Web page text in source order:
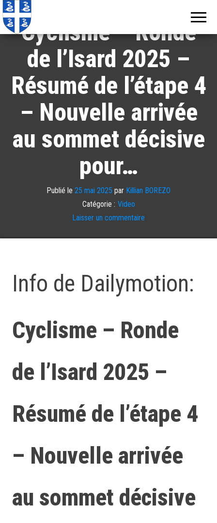
Cyclisme – Ronde
de l’Isard 2025 –
Résumé de l’étape 4
– Nouvelle arrivée
au sommet décisive
pour…
Publié le 25 mai 2025 par Killian BOREZO
Catégorie : Video
Laisser un commentaire
Info de Dailymotion:
Cyclisme – Ronde
de l’Isard 2025 –
Résumé de l’étape 4
– Nouvelle arrivée
au sommet décisive